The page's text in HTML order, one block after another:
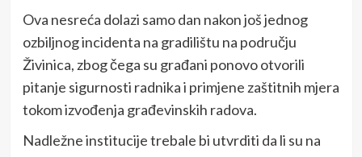
Ova nesreća dolazi samo dan nakon još jednog
ozbiljnog incidenta na gradilištu na području
Živinica, zbog čega su građani ponovo otvorili
pitanje sigurnosti radnika i primjene zaštitnih mjera
tokom izvođenja građevinskih radova.
Nadležne institucije trebale bi utvrditi da li su na